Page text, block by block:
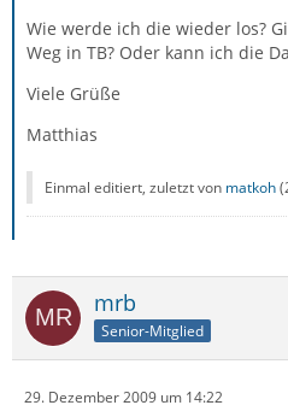
Wie werde ich die wieder los?
Weg in TB? Oder kann ich die
Viele Grüße
Matthias
Einmal editiert, zuletzt von matkoh(
mrb
Senior-Mitglied
29. Dezember 2009 um 14:22